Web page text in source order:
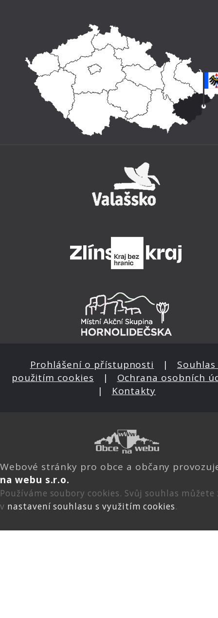
Prohlášení o přístupnosti | Souhlas
použitím cookies | Ochrana osobních
| Kontakty
Webové stránky pro obce a občany
na webu s.r.o.
Používáme soubory cookies. Svůj souhlas
v nastavení souhlasu s využitím cookies.